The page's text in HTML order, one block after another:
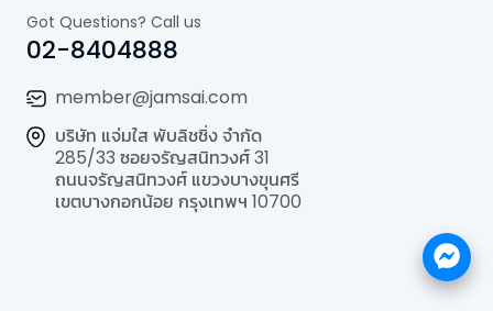
Got Questions? Call us
02-8404888
member@jamsai.com
บริษัท แจ่มใส พับลิชชิ่ง จำกัด
285/33 ซอยจรัญสนิทวงศ์ 31
ถนนจรัญสนิทวงศ์ แขวงบางขุนศรี
เขตบางกอกน้อย กรุงเทพฯ 10700